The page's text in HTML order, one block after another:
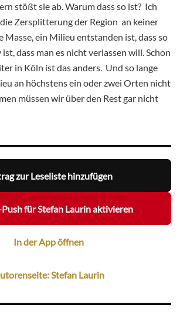
stößt sie ab. Warum dass so ist? Ich
Zersplitterung der Region an keiner
Masse, ein Milieu entstanden ist, dass so
dass man es nicht verlassen will. Schon
in Köln ist das anders. Und so lange
an höchstens ein oder zwei Orten nicht
müssen wir über den Rest gar nicht
zur Leseliste hinzufügen
für Stefan Laurin aktivieren
In der App öffnen
Stefan Laurin